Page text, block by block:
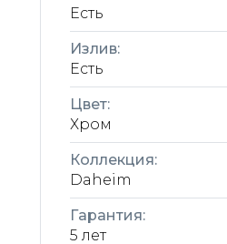
Есть
Излив:
Есть
Цвет:
Хром
Коллекция:
Daheim
Гарантия:
5 лет